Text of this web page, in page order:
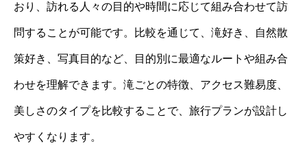
おり、訪れる人々の目的や時間に応じて組み合わせて訪
問することが可能です。比較を通じて、滝好き、自然散
策好き、写真目的など、目的別に最適なルートや組み合
わせを理解できます。滝ごとの特徴、アクセス難易度、
美しさのタイプを比較することで、旅行プランが設計し
やすくなります。